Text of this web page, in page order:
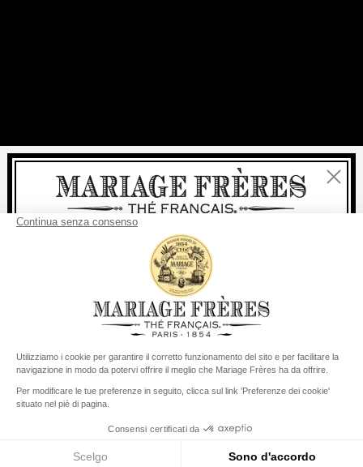
Conto
Chiudi
Benvenuti
Per ogni acquisto, laconsegna
da 60 € in Francia Metropolitana
per il resto del mondo
Il suo paese di consegna è definito suStati Uniti
Cambiare il paese/la regione